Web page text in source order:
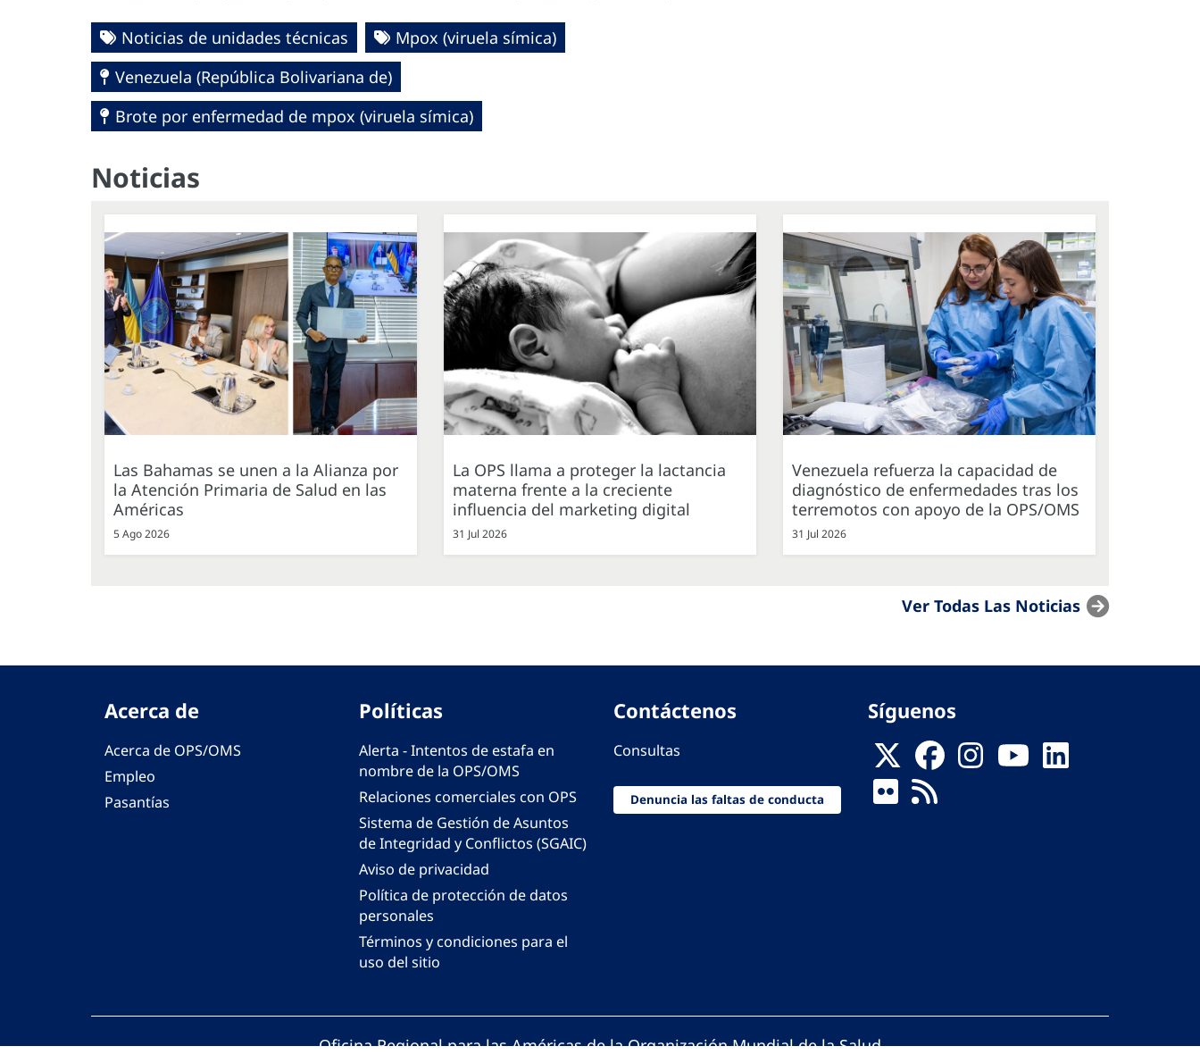
Noticias de unidades técnicas
Mpox (viruela símica)
Venezuela (República Bolivariana de)
Brote por enfermedad de mpox (viruela símica)
Noticias
Las Bahamas se unen a la Alianza por
la Atención Primaria de Salud en las
Américas
5 Ago 2026
La OPS llama a proteger la lactancia
materna frente a la creciente
influencia del marketing digital
31 Jul 2026
Venezuela refuerza la capacidad de
diagnóstico de enfermedades tras los
terremotos con apoyo de la OPS/OMS
31 Jul 2026
Ver Todas Las Noticias
Acerca de
Acerca de OPS/OMS
Empleo
Pasantías
Políticas
Alerta - Intentos de estafa en
nombre de la OPS/OMS
Relaciones comerciales con OPS
Sistema de Gestión de Asuntos
de Integridad y Conflictos (SGAIC)
Aviso de privacidad
Política de protección de datos
personales
Términos y condiciones para el
uso del sitio
Contáctenos
Consultas
Denuncia las faltas de conducta
Síguenos
Oficina Regional para las Américas de la Organización Mundial de la Salud